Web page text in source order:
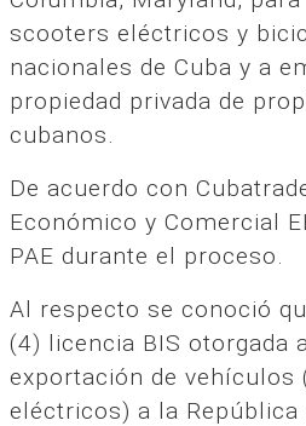
scooters eléctricos y
nacionales de Cuba y a
propiedad privada de
cubanos.
De acuerdo con
Económico y Comercial
PAE durante el proceso.
Al respecto se conoció
(4) licencia BIS otorgada
exportación de vehículos
eléctricos) a la República